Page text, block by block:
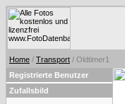
Home / Transport / Oldtimer1
Registrierte Benutzer
Zufallsbild